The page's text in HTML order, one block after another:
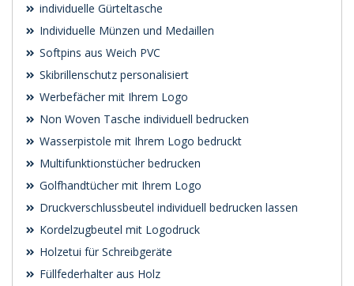
individuelle Gürteltasche
Individuelle Münzen und Medaillen
Softpins aus Weich PVC
Skibrillenschutz personalisiert
Werbefächer mit Ihrem Logo
Non Woven Tasche individuell bedrucken
Wasserpistole mit Ihrem Logo bedruckt
Multifunktionstücher bedrucken
Golfhandtücher mit Ihrem Logo
Druckverschlussbeutel individuell bedrucken lassen
Kordelzugbeutel mit Logodruck
Holzetui für Schreibgeräte
Füllfederhalter aus Holz